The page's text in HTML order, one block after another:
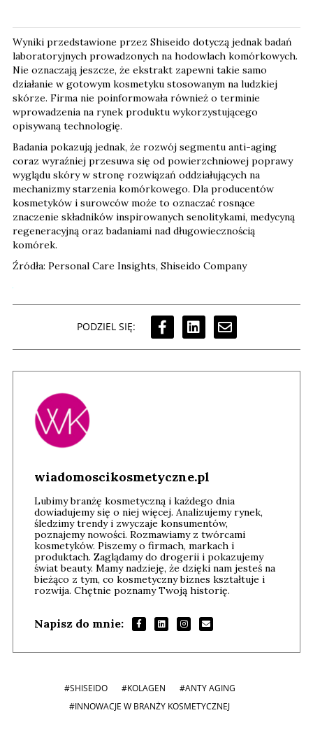
Wyniki przedstawione przez Shiseido dotyczą jednak badań
laboratoryjnych prowadzonych na hodowlach komórkowych.
Nie oznaczają jeszcze, że ekstrakt zapewni takie samo
działanie w gotowym kosmetyku stosowanym na ludzkiej
skórze. Firma nie poinformowała również o terminie
wprowadzenia na rynek produktu wykorzystującego
opisywaną technologię.
Badania pokazują jednak, że rozwój segmentu anti-aging
coraz wyraźniej przesuwa się od powierzchniowej poprawy
wyglądu skóry w stronę rozwiązań oddziałujących na
mechanizmy starzenia komórkowego. Dla producentów
kosmetyków i surowców może to oznaczać rosnące
znaczenie składników inspirowanych senolitykami, medycyną
regeneracyjną oraz badaniami nad długowiecznością
komórek.
Źródła: Personal Care Insights, Shiseido Company
PODZIEL SIĘ:
wiadomoscikosmetyczne.pl
Lubimy branżę kosmetyczną i każdego dnia
dowiadujemy się o niej więcej. Analizujemy rynek,
śledzimy trendy i zwyczaje konsumentów,
poznajemy nowości. Rozmawiamy z twórcami
kosmetyków. Piszemy o firmach, markach i
produktach. Zaglądamy do drogerii i pokazujemy
świat beauty. Mamy nadzieję, że dzięki nam jesteś na
bieżąco z tym, co kosmetyczny biznes kształtuje i
rozwija. Chętnie poznamy Twoją historię.
Napisz do mnie:
#SHISEIDO #KOLAGEN
#ANTY AGING
#INNOWACJE W BRANŻY KOSMETYCZNEJ